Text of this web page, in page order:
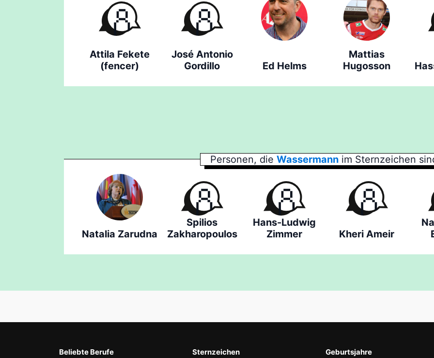
Attila Fekete
(fencer)
José Antonio
Gordillo
Ed Helms
Mattias
Hugosson
Personen, die Wassermann im Sternzeichen
Natalia Zarudna
Spilios
Zakharopoulos
Hans-Ludwig
Zimmer
Kheri Ameir
Beliebte Berufe Sternzeichen Geburtsjahre